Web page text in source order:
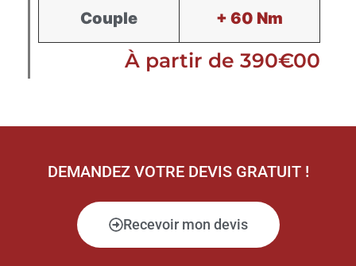
Couple + 60 Nm
À partir de 390€00
DEMANDEZ VOTRE DEVIS GRATUIT !
Recevoir mon devis